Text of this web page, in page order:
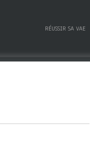
RÉUSSIR SA VAE